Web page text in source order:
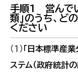
手順1 営んで
類」のうち、ど
ください
（１）
「日本標準産
ステム（政府統計の